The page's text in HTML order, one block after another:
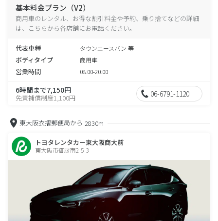
基本料金プラン（V2）
商用車のレンタル、お得な割引料金や予約、乗り捨てなどの詳細
は、こちらから各店舗にお電話ください。
代表車種 タウンエースバン 等
ボディタイプ 商用車
営業時間 08:00-20:00
6時間まで7,150円
免責補償制度1,100円 06-6791-1120
東大阪衣摺郵便局から 2830m
トヨタレンタカー東大阪商大前
東大阪市御厨南2-5-3